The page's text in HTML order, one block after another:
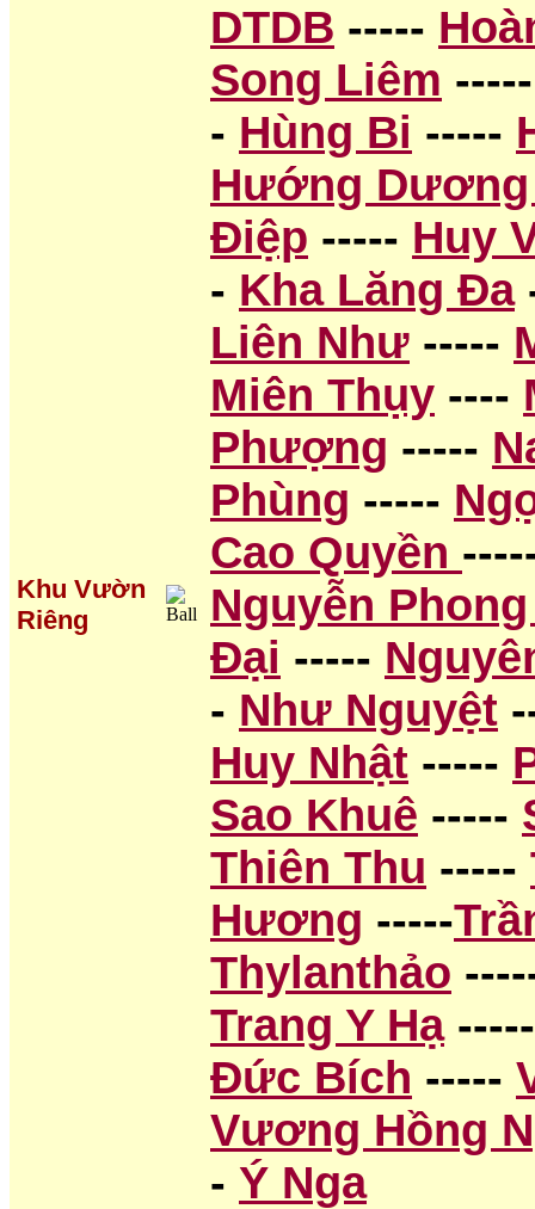
Khu Vườn
Riêng
DTDB -----
Song Liêm
- Hùng Bi -----
Hướng
Điệp ----- Huy
- Kha Lăng Đa
Liên Như -----
Miên Thụy ----
Phượng -----
Phùng -----
Cao Quyền
Nguyễn
Đại -----
- Như Nguyệt
Huy Nhật -----
Sao Khuê -----
Thiên Thu -----
Hương -----
Thylanthảo
Trang Y Hạ
Đức Bích -----
Vương Hồng
- Ý Nga